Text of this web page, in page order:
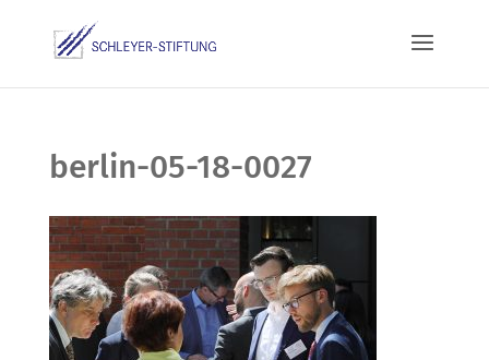
berlin-05-18-0027